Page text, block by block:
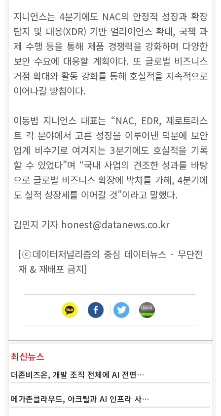
지니언스는 4분기에도 NAC의 안정적 성장과 확장
탐지 및 대응(XDR) 기반 얼라이언스 확대, 국책 과
제 수행 등을 통해 제품 경쟁력을 강화하며 다양한
보안 수요에 대응할 계획이다. 또 글로벌 비즈니스
거점 확대와 활동 강화를 통해 호실적을 지속적으로
이어나갈 방침이다.
이동범 지니언스 대표는 “NAC, EDR, 제로트러스
트 각 분야에서 고른 성장을 이루어낸 덕분에 보안
업계 비수기로 여겨지는 3분기에도 호실적을 기록
할 수 있었다”며 “국내 사업의 견조한 성과를 바탕
으로 글로벌 비즈니스 확장에 박차를 가해, 4분기에
도 실적 성장세를 이어갈 것”이라고 말했다.
김민지 기자 honest@datanews.co.kr
[ⓒ데이터저널리즘의 중심 데이터뉴스 - 무단전
재 & 재배포 금지]
최신뉴스
더존비즈온, 개발 조직 전체에 AI 전면…
메가존클라우드, 아크릴과 AI 인프라 사…